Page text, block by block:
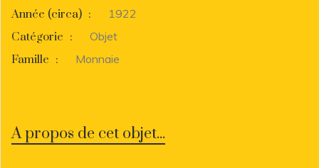
Année (circa) :
1922
Catégorie :
Objet
Famille : Monnaie
A propos de cet objet...